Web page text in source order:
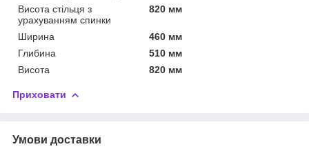
Висота стільця з
урахуванням спинки
820 мм
Ширина
460 мм
Глибина
510 мм
Висота
820 мм
Приховати
Умови доставки